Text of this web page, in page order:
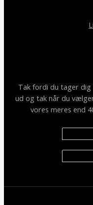
Tak fordi du tager
ud og tak når du
vores meres end